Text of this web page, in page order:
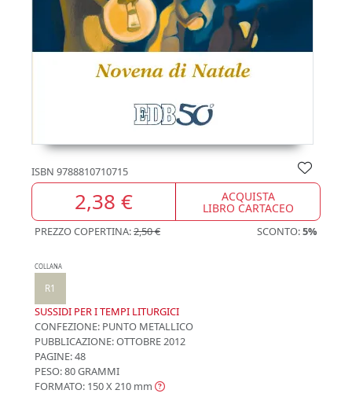
ISBN 9788810710715
2,38 € ACQUISTA
LIBRO CARTACEO
PREZZO COPERTINA:2,50 € SCONTO:5%
COLLANA
R1
SUSSIDI PER I TEMPI LITURGICI
CONFEZIONE: PUNTO METALLICO
PUBBLICAZIONE:OTTOBRE 2012
PAGINE: 48
PESO: 80 GRAMMI
FORMATO: 150 X 210 mm